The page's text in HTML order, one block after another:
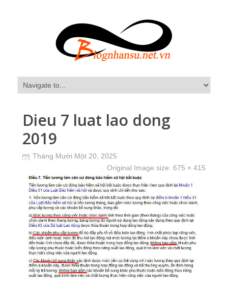
Dieu 7 luat lao dong
2019
Tháng Mười Một 20, 2025
Original Image size: 675 × 415